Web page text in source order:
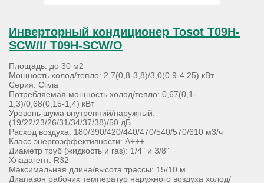
Инверторный кондиционер Tosot T09H-
SCW/I/ T09H-SCW/O
Площадь: до 30 м2
Мощность холод/тепло: 2,7(0,8-3,8)/3,0(0,9-4,25) кВт
Серия: Clivia
Потребляемая мощность холод/тепло: 0,67(0,1-
1,3)/0,68(0,15-1,4) кВт
Уровень шума внутренний/наружный:
(19/22/23/26/31/34/37/38)/50 дБ
Расход воздуха: 180/390/420/440/470/540/570/610 м3/ч
Класс энергоэффективности: А+++
Диаметр труб (жидкость и газ): 1/4" и 3/8"
Хладагент: R32
Максимальная длина/высота трассы: 15/10 м
Диапазон рабочих температур наружного воздуха холод/